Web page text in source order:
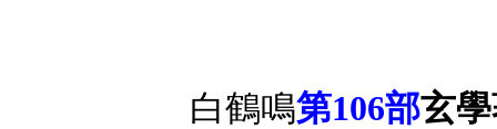
白鶴鳴第106部玄